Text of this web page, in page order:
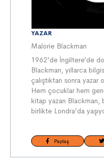
YAZAR
Malorie Blackman
1962’de İngiltere’de
Blackman, yıllarca
çalıştıktan sonra yazar
Hem çocuklar hem
kitap yazan Blackman,
birlikte Londra’da
Paylaş